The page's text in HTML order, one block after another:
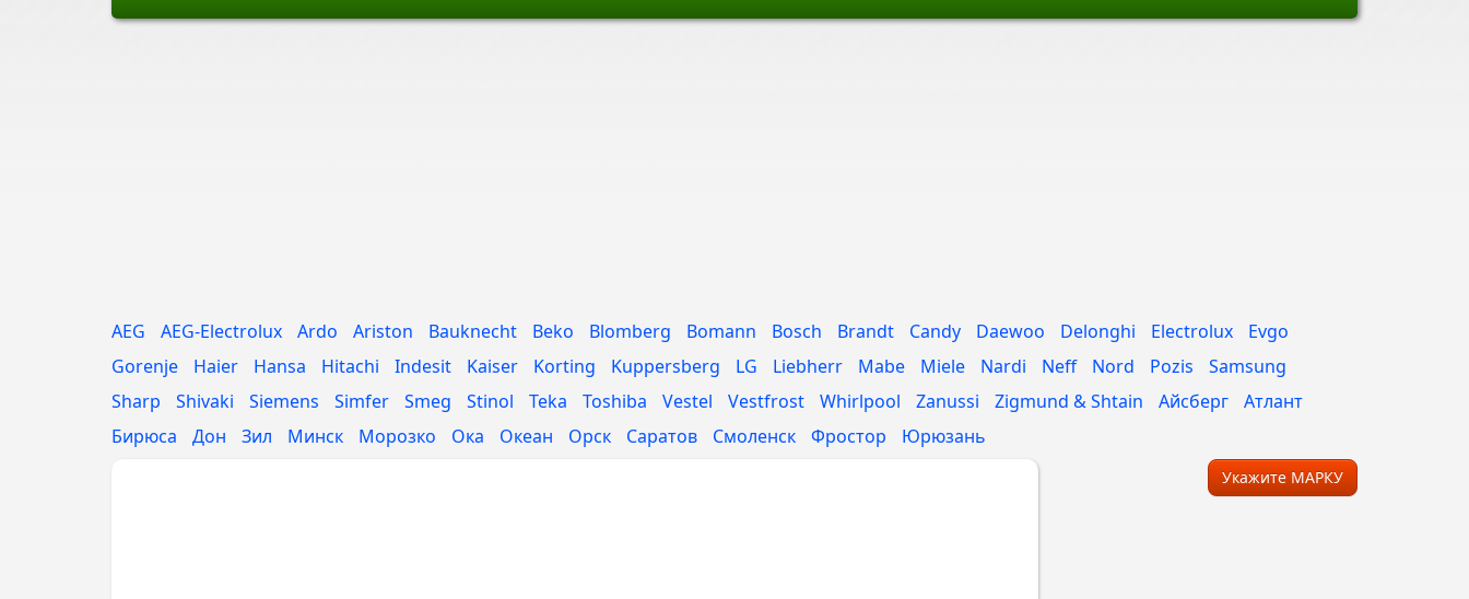
AEG AEG-Electrolux Ardo Ariston Bauknecht Beko Blomberg Bomann Bosch Brandt Candy Daewoo Delonghi Electrolux
Evgo
Gorenje
Haier Hansa Hitachi Indesit Kaiser Korting Kuppersberg LG Liebherr Mabe Miele Nardi Neff Nord Pozis
Samsung
Sharp
Shivaki Siemens Simfer Smeg Stinol Teka Toshiba Vestel Vestfrost Whirlpool Zanussi Zigmund & Shtain Айсберг
Атлант
Бирюса
Дон Зил Минск Морозко Ока Океан Орск Саратов Смоленск Фростор Юрюзань
Укажите МАРКУ